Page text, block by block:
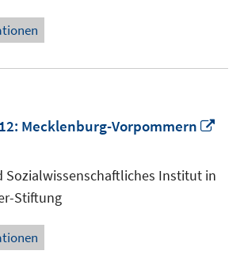
Mecklenburg-Vorpommern
Sozialwissenschaftliches Institut in
Stiftung